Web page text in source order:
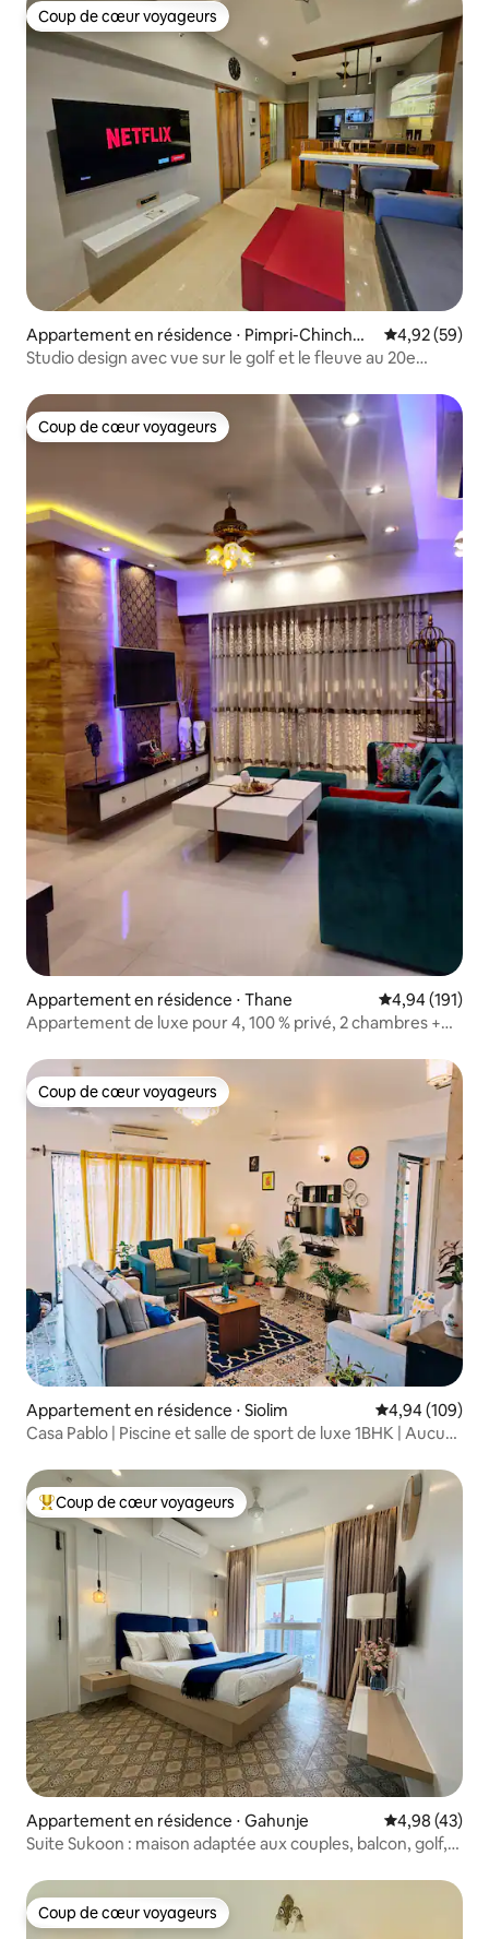
Coup de cœur voyageurs
Coup de cœur voyageurs
Appartement en résidence ⋅ Pimpri-Chinchwa
d
Évaluation
4,92 (59)
Studio design avec vue sur le golf et le fleuve au 20e
Coup de cœur voyageurs
Coup de cœur voyageurs
Appartement en résidence ⋅ Thane Évaluation
4,94 (191)
Appartement de luxe pour 4, 100 % privé, 2 chambres +
Coup de cœur voyageurs
Coup de cœur voyageurs
Appartement en résidence ⋅ Siolim Évaluation
4,94 (109)
Casa Pablo | Piscine et salle de sport de luxe 1BHK | Aucuns
Coups de cœur voyageurs les plus appréciés
Coup de cœur voyageurs
Appartement en résidence ⋅ Gahunje Évaluation
4,98 (43)
Suite Sukoon : maison adaptée aux couples, balcon, golf,
Coup de cœur voyageurs
Coup de cœur voyageurs